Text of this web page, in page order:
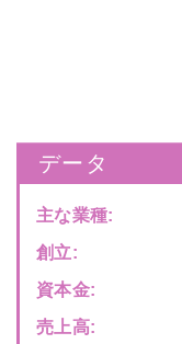
データ
主な業種:
創立:
資本金:
売上高: